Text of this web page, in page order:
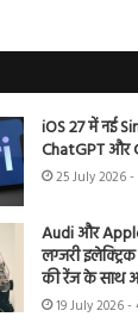
iOS 27 में नई
ChatGPT और
25 July 2026 -
Audi और Apple
लग्जरी
की रेंज के साथ
19 July 2026